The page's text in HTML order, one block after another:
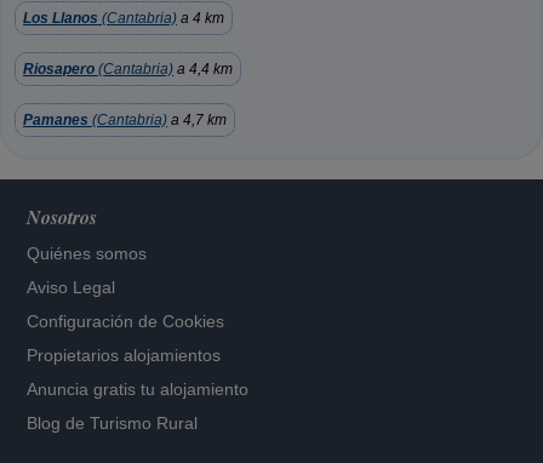
Los Llanos (Cantabria) a 4 km
Riosapero (Cantabria) a 4,4 km
Pamanes (Cantabria) a 4,7 km
Nosotros
Quiénes somos
Aviso Legal
Configuración de Cookies
Propietarios alojamientos
Anuncia gratis tu alojamiento
Blog de Turismo Rural